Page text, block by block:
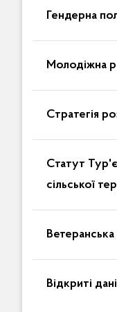
Гендерна
Молодіжна
Стратегія
Статут
сільської
Ветеранська
Відкриті дані